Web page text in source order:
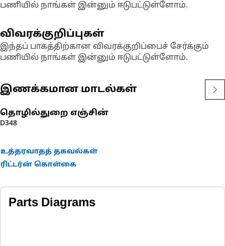
பணியில் நாங்கள் இன்னும் ஈடுபட்டுள்ளோம்.
விவரக்குறிப்புகள்
இந்தப் பாகத்திற்கான விவரக்குறிப்பைச் சேர்க்கும்
பணியில் நாங்கள் இன்னும் ஈடுபட்டுள்ளோம்.
இணக்கமான மாடல்கள்
தொழில்துறை எஞ்சின்
D348
உத்தரவாதத் தகவல்கள்
ரிட்டர்ன் கொள்கை
Parts Diagrams